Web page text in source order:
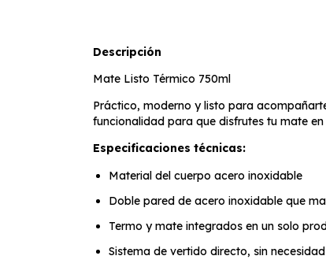
Descripción
Mate Listo Térmico 750ml
Práctico, moderno y listo para
funcionalidad para que disfrutes tu mate
Especificaciones técnicas:
Material del cuerpo acero inoxidable
Doble pared de acero inoxidable que
Termo y mate integrados en un solo
Sistema de vertido directo, sin